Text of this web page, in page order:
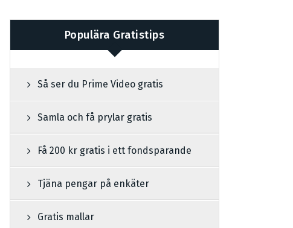
Populära Gratistips
Så ser du Prime Video gratis
Samla och få prylar gratis
Få 200 kr gratis i ett fondsparande
Tjäna pengar på enkäter
Gratis mallar